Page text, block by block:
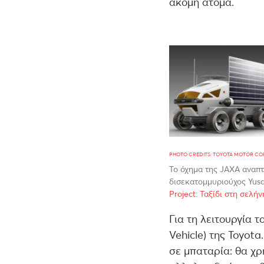
PHOTO CREDITS: TOYOTA MOTOR
Το όχημα της JAXA
δισεκατομμυριούχος
Project: Ταξίδι στη
Για τη λειτουργία
Vehicle) της
σε μπαταρία: θα